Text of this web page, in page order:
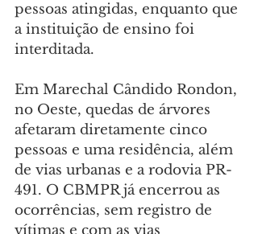
pessoas atingidas, enquanto que
a instituição de ensino foi
interditada.
Em Marechal Cândido Rondon,
no Oeste, quedas de árvores
afetaram diretamente cinco
pessoas e uma residência, além
de vias urbanas e a rodovia PR-
491. O CBMPR já encerrou as
ocorrências, sem registro de
vítimas e com as vias